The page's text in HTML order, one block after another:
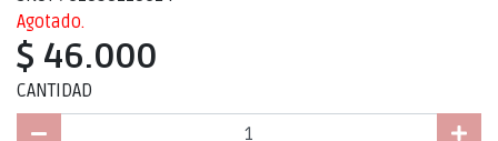
Agotado.
$ 46.000
CANTIDAD